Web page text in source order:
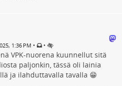
1:36 PM • •
VPK-nuorena kuunnellut sitä
paljonkin, tässä oli lainia
ja ilahduttavalla tavalla 😁